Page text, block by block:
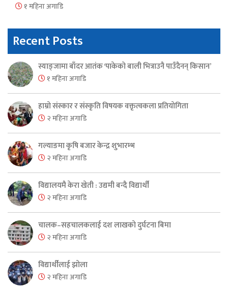
१ महिना अगाडि
Recent Posts
स्याङ्जामा बाँदर आतंक ‘पाकेको बाली भित्राउनै पाउँदैनन् किसान’
१ महिना अगाडि
हाम्रो संस्कार र संस्कृति विषयक वक्तृत्वकला प्रतियोगिता
२ महिना अगाडि
गल्याङमा कृषि बजार केन्द्र शुभारम्भ
२ महिना अगाडि
विद्यालयमै केरा खेती : उद्यमी बन्दै विद्यार्थी
२ महिना अगाडि
चालक–सहचालकलाई दश लाखको दुर्घटना बिमा
२ महिना अगाडि
विद्यार्थीलाई झोला
२ महिना अगाडि